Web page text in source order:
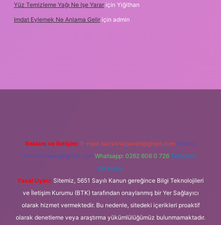
Yüz Temizleme Yağı Ne Işe Yarar için Yiğithan
Imdat Eylemek Ne Anlama Gelir için admin
Reklam ve İletişim: E-mail: backlinkpaneli@gmail.com Teams:
forumhizmeti@gmail.com Whatsapp: 0262 606 0 726 Telegram:
@karabul
Yasal Uyarı: Sitemiz, 5651 Sayılı Kanun gereğince Bilgi Teknolojileri
ve İletişim Kurumu (BTK) tarafından onaylanmış bir Yer Sağlayıcı
olarak hizmet vermektedir. Bu nedenle, sitedeki içerikleri proaktif
olarak denetleme veya araştırma yükümlülüğümüz bulunmamaktadır.